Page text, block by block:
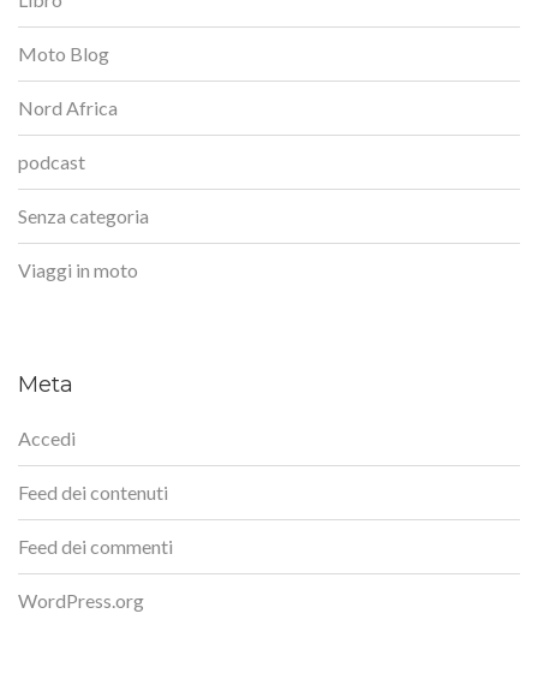
Moto Blog
Nord Africa
podcast
Senza categoria
Viaggi in moto
Meta
Accedi
Feed dei contenuti
Feed dei commenti
WordPress.org